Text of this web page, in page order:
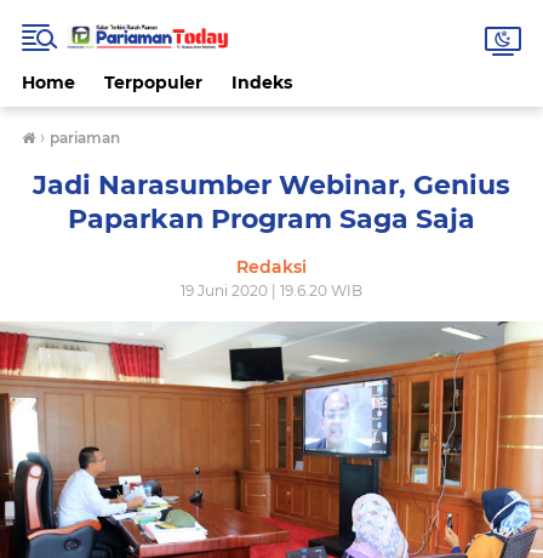
Home Terpopuler Indeks
› pariaman
Jadi Narasumber Webinar, Genius
Paparkan Program Saga Saja
Redaksi
19 Juni 2020 | 19.6.20 WIB